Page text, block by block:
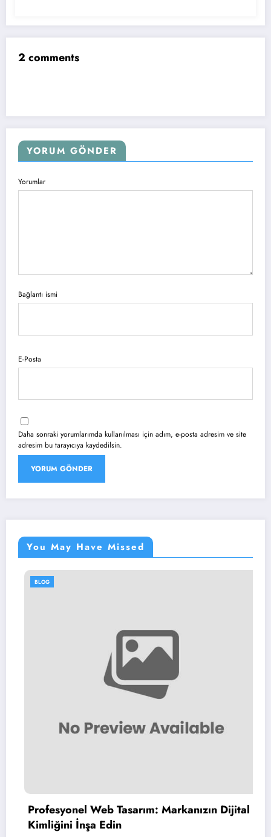
2 comments
YORUM GÖNDER
Yorumlar
Bağlantı ismi
E-Posta
Daha sonraki yorumlarımda kullanılması için adım, e-posta adresim ve site
adresim bu tarayıcıya kaydedilsin.
You May Have Missed
BLOG
Profesyonel Web Tasarım: Markanızın Dijital
Kimliğini İnşa Edin